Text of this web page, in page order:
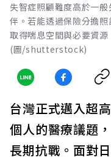
失智症照顧難度高於一
伴。若能透過保險分擔
取得喘息空間與必要資
(圖/shutterstock)
台灣正式邁入超
個人的醫療議題
長期抗戰。面對